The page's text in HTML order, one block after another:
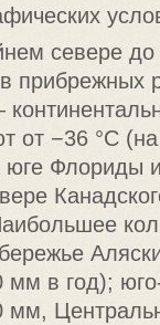
севере до
прибрежных
от −36 °C
юге Флориды
в год);
мм,